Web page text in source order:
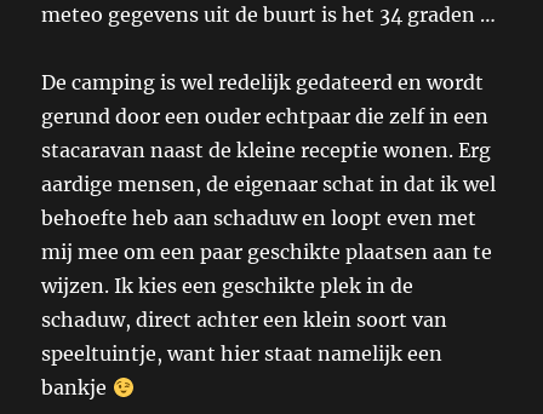
meteo gegevens uit de buurt is het 34 graden …
De camping is wel redelijk gedateerd en wordt
gerund door een ouder echtpaar die zelf in een
stacaravan naast de kleine receptie wonen. Erg
aardige mensen, de eigenaar schat in dat ik wel
behoefte heb aan schaduw en loopt even met
mij mee om een paar geschikte plaatsen aan te
wijzen. Ik kies een geschikte plek in de
schaduw, direct achter een klein soort van
speeltuintje, want hier staat namelijk een
bankje